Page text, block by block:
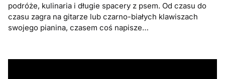
podróże, kulinaria i długie spacery z psem. Od czasu do
czasu zagra na gitarze lub czarno-białych klawiszach
swojego pianina, czasem coś napisze…